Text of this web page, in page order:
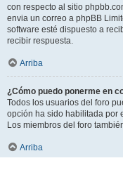
con respecto al sitio
envia un correo a phpBB
software esté dispuesto a
recibir respuesta.
Arriba
¿Cómo puedo ponerme en
Todos los usuarios del foro
opción ha sido habilitada por
Los miembros del foro
Arriba